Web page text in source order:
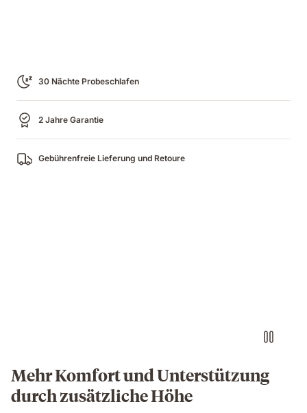
30 Nächte Probeschlafen
2 Jahre Garantie
Gebührenfreie Lieferung und Retoure
Mehr Komfort und Unterstützung
durch zusätzliche Höhe